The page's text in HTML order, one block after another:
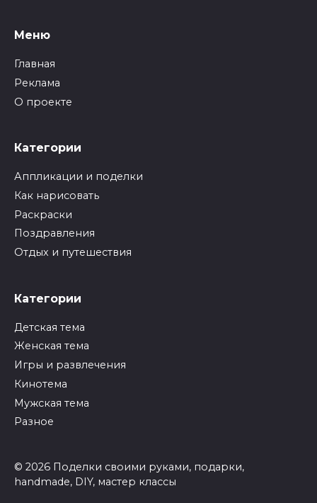
Меню
Главная
Реклама
О проекте
Категории
Аппликации и поделки
Как нарисовать
Раскраски
Поздравления
Отдых и путешествия
Категории
Детская тема
Женская тема
Игры и развлечения
Кинотема
Мужская тема
Разное
© 2026 Поделки своими руками, подарки,
handmade, DIY, мастер классы